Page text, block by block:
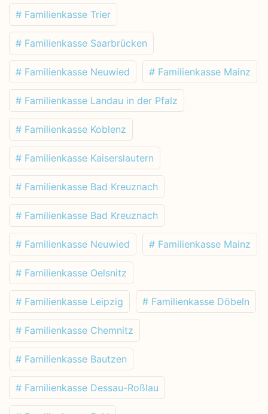
# Familienkasse Trier
# Familienkasse Saarbrücken
# Familienkasse Neuwied # Familienkasse Mainz
# Familienkasse Landau in der Pfalz
# Familienkasse Koblenz
# Familienkasse Kaiserslautern
# Familienkasse Bad Kreuznach
# Familienkasse Bad Kreuznach
# Familienkasse Neuwied # Familienkasse Mainz
# Familienkasse Oelsnitz
# Familienkasse Leipzig # Familienkasse Döbeln
# Familienkasse Chemnitz
# Familienkasse Bautzen
# Familienkasse Dessau-Roßlau